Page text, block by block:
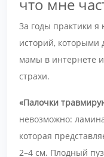
что мне
За годы практики
историй, которыми
мамы в интернете
страхи.
«Палочки
невозможно:
которая
2–4 см. Плодный